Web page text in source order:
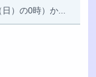
）の0時）か...